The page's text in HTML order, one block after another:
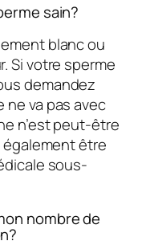
sain?
blanc ou
Si votre sperme
demandez
va pas avec
n’est peut-être
être
sous-
nombre de